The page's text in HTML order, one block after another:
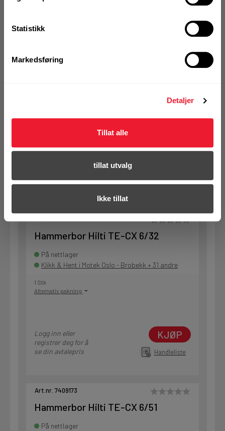
Statistikk
Markedsføring
Detaljer
Tillat alle
tillat utvalg
Ikke tillat
Hammerbor Hilti TE-CX 6/27 8pk
Alternativ pakning
se din avtalepris
Handleliste
Hammerbor Hilti TE-CX 6/32
På nettlager
Klikk & Hent i Motek Oslo - Brobekk + 31 andre
1 Stk
Alternativ pakning
Logg inn eller
registrer deg for å
se din avtalepris
KJØP
Handleliste
Art.nr. 7409173
Hammerbor Hilti TE-CX 6/51
På nettlager